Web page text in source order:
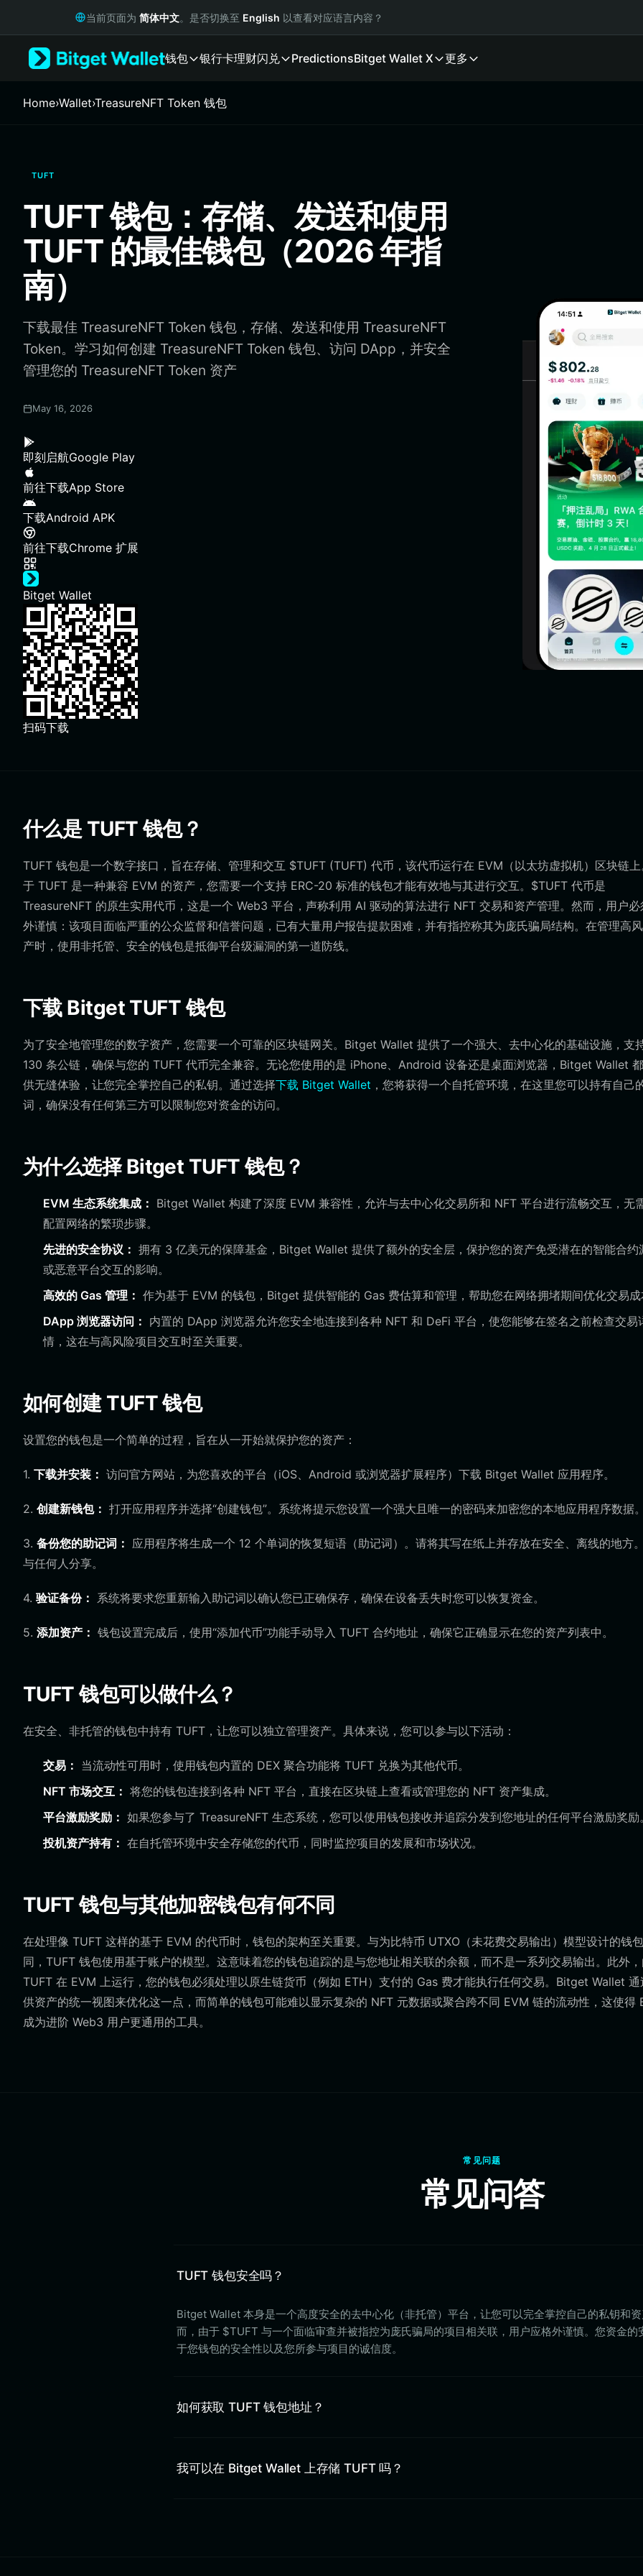
Русский
Italiano
繁體中文
Bahasa Indonesia
ภาษาไทย
Español
Português (Brasil)
Español (Argentina)
当前页面为 简体中文。是否切换至 English 以查看对应语言内容？
钱包 银行卡理财闪兑 PredictionsBitget Wallet X 更多
Home›Wallet›TreasureNFT Token 钱包
TUFT
TUFT 钱包：存储、发送和使用
TUFT 的最佳钱包（2026 年指
南）
下载最佳 TreasureNFT Token 钱包，存储、发送和使用 TreasureNFT
Token。学习如何创建 TreasureNFT Token 钱包、访问 DApp，并安全
管理您的 TreasureNFT Token 资产
May 16, 2026
即刻启航Google Play
前往下载App Store
下载Android APK
前往下载Chrome 扩展
Bitget Wallet
扫码下载
什么是 TUFT 钱包？
TUFT 钱包是一个数字接口，旨在存储、管理和交互 $TUFT (TUFT) 代币，该代币运行在 EVM（以太坊虚拟机）区块链
于 TUFT 是一种兼容 EVM 的资产，您需要一个支持 ERC-20 标准的钱包才能有效地与其进行交互。$TUFT 代币是
TreasureNFT 的原生实用代币，这是一个 Web3 平台，声称利用 AI 驱动的算法进行 NFT 交易和资产管理。然而，用户必
外谨慎：该项目面临严重的公众监督和信誉问题，已有大量用户报告提款困难，并有指控称其为庞氏骗局结构。在管理高
产时，使用非托管、安全的钱包是抵御平台级漏洞的第一道防线。
下载 Bitget TUFT 钱包
为了安全地管理您的数字资产，您需要一个可靠的区块链网关。Bitget Wallet 提供了一个强大、去中心化的基础设施，支
130 条公链，确保与您的 TUFT 代币完全兼容。无论您使用的是 iPhone、Android 设备还是桌面浏览器，Bitget Wallet
供无缝体验，让您完全掌控自己的私钥。通过选择下载 Bitget Wallet ，您将获得一个自托管环境，在这里您可以持有自己
词，确保没有任何第三方可以限制您对资金的访问。
为什么选择 Bitget TUFT 钱包？
EVM 生态系统集成： Bitget Wallet 构建了深度 EVM 兼容性，允许与去中心化交易所和 NFT 平台进行流畅交互，无
配置网络的繁琐步骤。
先进的安全协议： 拥有 3 亿美元的保障基金，Bitget Wallet 提供了额外的安全层，保护您的资产免受潜在的智能合约
或恶意平台交互的影响。
高效的 Gas 管理： 作为基于 EVM 的钱包，Bitget 提供智能的 Gas 费估算和管理，帮助您在网络拥堵期间优化交易
DApp 浏览器访问： 内置的 DApp 浏览器允许您安全地连接到各种 NFT 和 DeFi 平台，使您能够在签名之前检查交易
情，这在与高风险项目交互时至关重要。
如何创建 TUFT 钱包
设置您的钱包是一个简单的过程，旨在从一开始就保护您的资产：
1. 下载并安装： 访问官方网站，为您喜欢的平台（iOS、Android 或浏览器扩展程序）下载 Bitget Wallet 应用程序。
2. 创建新钱包： 打开应用程序并选择“创建钱包”。系统将提示您设置一个强大且唯一的密码来加密您的本地应用程序数据
3. 备份您的助记词： 应用程序将生成一个 12 个单词的恢复短语（助记词）。请将其写在纸上并存放在安全、离线的地方
与任何人分享。
4. 验证备份： 系统将要求您重新输入助记词以确认您已正确保存，确保在设备丢失时您可以恢复资金。
5. 添加资产： 钱包设置完成后，使用“添加代币”功能手动导入 TUFT 合约地址，确保它正确显示在您的资产列表中。
TUFT 钱包可以做什么？
在安全、非托管的钱包中持有 TUFT，让您可以独立管理资产。具体来说，您可以参与以下活动：
交易： 当流动性可用时，使用钱包内置的 DEX 聚合功能将 TUFT 兑换为其他代币。
NFT 市场交互： 将您的钱包连接到各种 NFT 平台，直接在区块链上查看或管理您的 NFT 资产集成。
平台激励奖励： 如果您参与了 TreasureNFT 生态系统，您可以使用钱包接收并追踪分发到您地址的任何平台激励奖励
投机资产持有： 在自托管环境中安全存储您的代币，同时监控项目的发展和市场状况。
TUFT 钱包与其他加密钱包有何不同
在处理像 TUFT 这样的基于 EVM 的代币时，钱包的架构至关重要。与为比特币 UTXO（未花费交易输出）模型设计的钱
同，TUFT 钱包使用基于账户的模型。这意味着您的钱包追踪的是与您地址相关联的余额，而不是一系列交易输出。此外
TUFT 在 EVM 上运行，您的钱包必须处理以原生链货币（例如 ETH）支付的 Gas 费才能执行任何交易。Bitget Wallet 通
供资产的统一视图来优化这一点，而简单的钱包可能难以显示复杂的 NFT 元数据或聚合跨不同 EVM 链的流动性，这使得
成为进阶 Web3 用户更通用的工具。
常见问题
常见问答
TUFT 钱包安全吗？
Bitget Wallet 本身是一个高度安全的去中心化（非托管）平台，让您可以完全掌控自己的私钥和
而，由于 $TUFT 与一个面临审查并被指控为庞氏骗局的项目相关联，用户应格外谨慎。您资金的
于您钱包的安全性以及您所参与项目的诚信度。
如何获取 TUFT 钱包地址？
我可以在 Bitget Wallet 上存储 TUFT 吗？